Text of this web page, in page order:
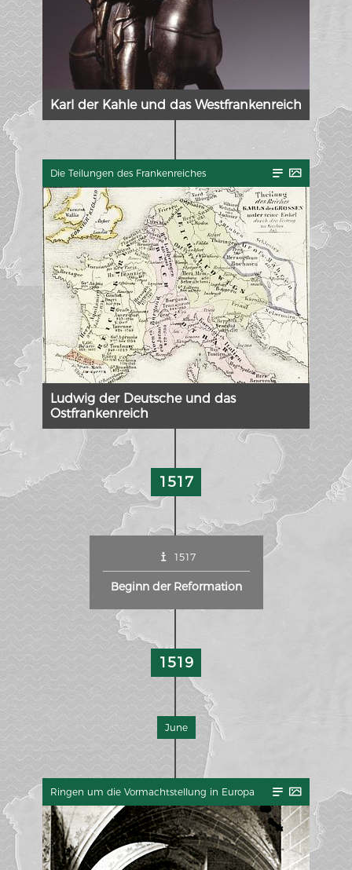
Interaktive Karte
Bildergalerie Topographia Germaniae
Impressum
Wissenswert
LE RHIN DE BÂLE À COBLENCE
Carte historique du Rhin de Bâle à Coblence 1794
Détails de la carte historique
L'histoire franco-allemande
Chronologie der deutsch-französischen Geschichte
Karl der Kahle und das Westfrankenreich
Die Teilungen des Frankenreiches
Ludwig der Deutsche und das
Ostfrankenreich
1517
1517
Beginn der Reformation
1519
June
Ringen um die Vormachtstellung in Europa